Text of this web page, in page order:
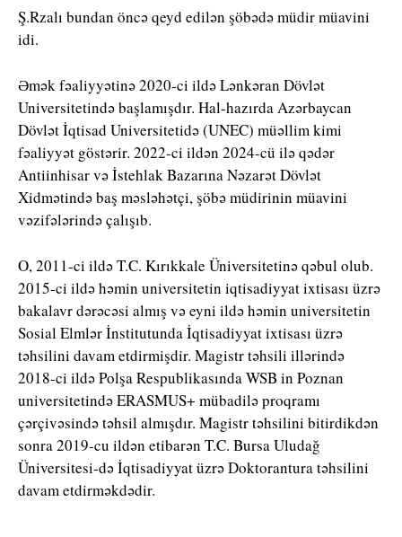
Ş.Rzalı bundan öncə qeyd edilən şöbədə müdir müavini
idi.
Əmək fəaliyyətinə 2020-ci ildə Lənkəran Dövlət
Universitetində başlamışdır. Hal-hazırda Azərbaycan
Dövlət İqtisad Universitetidə (UNEC) müəllim kimi
fəaliyyət göstərir. 2022-ci ildən 2024-cü ilə qədər
Antiinhisar və İstehlak Bazarına Nəzarət Dövlət
Xidmətində baş məsləhətçi, şöbə müdirinin müavini
vəzifələrində çalışıb.
O, 2011-ci ildə T.C. Kırıkkale Üniversitetinə qəbul olub.
2015-ci ildə həmin universitetin iqtisadiyyat ixtisası üzrə
bakalavr dərəcəsi almış və eyni ildə həmin universitetin
Sosial Elmlər İnstitutunda İqtisadiyyat ixtisası üzrə
təhsilini davam etdirmişdir. Magistr təhsili illərində
2018-ci ildə Polşa Respublikasında WSB in Poznan
universitetində ERASMUS+ mübadilə proqramı
çərçivəsində təhsil almışdır. Magistr təhsilini bitirdikdən
sonra 2019-cu ildən etibarən T.C. Bursa Uludağ
Üniversitesi-də İqtisadiyyat üzrə Doktorantura təhsilini
davam etdirməkdədir.